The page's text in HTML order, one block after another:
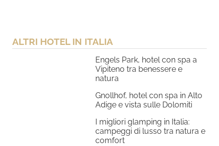
ALTRI HOTEL IN ITALIA
Engels Park, hotel con spa a
Vipiteno tra benessere e
natura
Gnollhof, hotel con spa in Alto
Adige e vista sulle Dolomiti
I migliori glamping in Italia:
campeggi di lusso tra natura e
comfort